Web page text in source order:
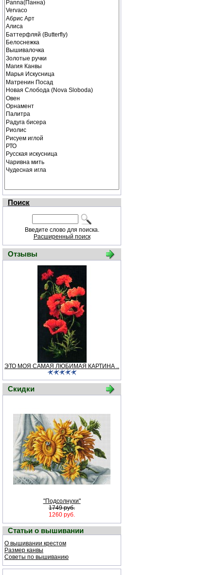
Поиск
Введите слово для поиска.
Расширенный поиск
Отзывы
ЭТО МОЯ САМАЯ ЛЮБИМАЯ КАРТИНА ..
Скидки
"Подсолнухи"
1749 руб.
1260 руб.
Статьи о вышивании
О вышивании крестом
Размер канвы
Советы по вышиванию